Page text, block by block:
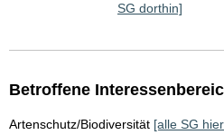
SG dorthin]
Betroffene
Artenschutz/Biodiversität [alle SG